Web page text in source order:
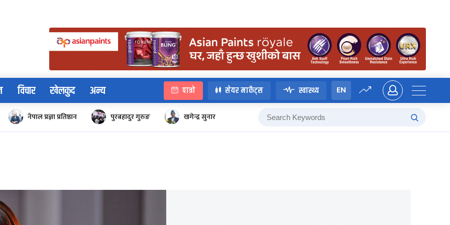
विचार खेलकुद अन्य पात्रो सेयर मार्केट्स स्वास्थ्य EN
नेपाल प्रज्ञा प्रतिष्ठान पुरबहादुर गुरुङ खगेन्द्र सुनार